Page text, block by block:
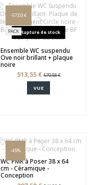
-57,03 €
PACK Rupture de stock
Ensemble WC suspendu
Ove noir brillant + plaque
noire
513,55 €570,58 €
VUE
-45%
WC PMR à Poser 38 x 64
cm - Céramique -
Conception